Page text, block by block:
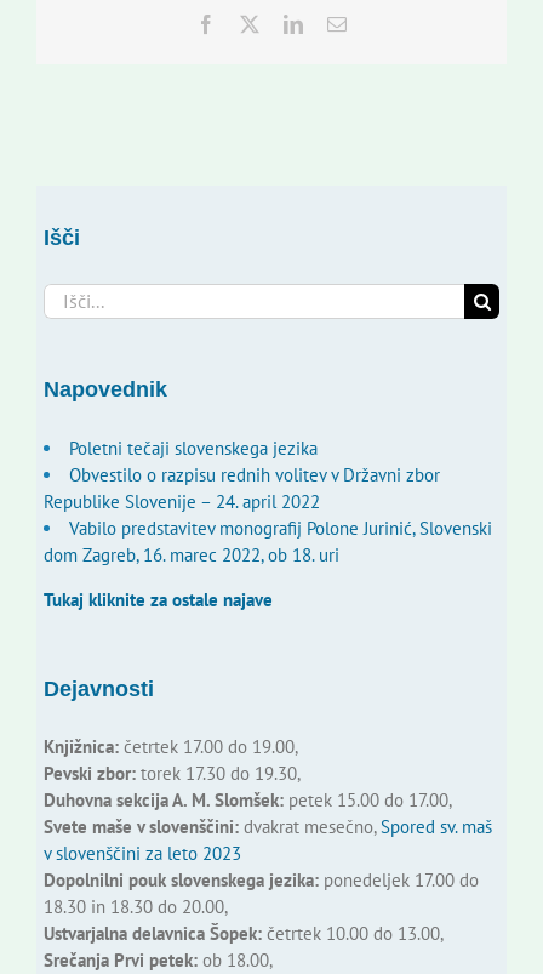
Facebook
TwitterLinkedInEmail
Išči
Search
for:
Napovednik
Poletni tečaji slovenskega jezika
Obvestilo o razpisu rednih volitev v Državni zbor
Republike Slovenije – 24. april 2022
Vabilo predstavitev monografij Polone Jurinić, Slovenski
dom Zagreb, 16. marec 2022, ob 18. uri
Tukaj kliknite za ostale najave
Dejavnosti
Knjižnica:četrtek 17.00 do 19.00,
Pevski zbor:torek 17.30 do 19.30,
Duhovna sekcija A. M. Slomšek:petek 15.00 do 17.00,
Svete maše v slovenščini:dvakrat mesečno,Spored sv. maš
v slovenščini za leto 2023
Dopolnilni pouk slovenskega jezika:ponedeljek 17.00 do
18.30 in 18.30 do 20.00,
Ustvarjalna delavnica Šopek:četrtek 10.00 do 13.00,
Srečanja Prvi petek:ob 18.00,